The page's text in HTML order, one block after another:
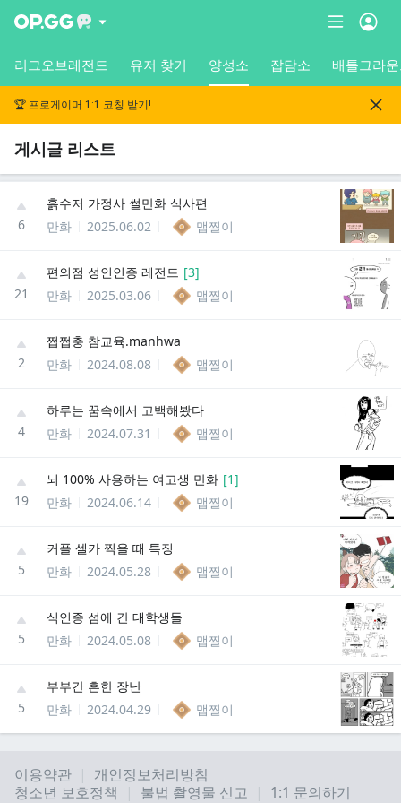
리그오브레전드 유저 찾기 양성소 잡담소 배틀그라
🏆 프로게이머 1:1 코칭 받기!
게시글 리스트
6
흙수저 가정사 썰만화 식사편
만화
2025.06.02 맵찔이
21
편의점 성인인증 레전드 [3]
만화
2025.03.06 맵찔이
2
쩝쩝충 참교육.manhwa
만화
2024.08.08 맵찔이
4
하루는 꿈속에서 고백해봤다
만화
2024.07.31 맵찔이
19
뇌 100% 사용하는 여고생 만화 [1]
만화
2024.06.14 맵찔이
5
커플 셀카 찍을 때 특징
만화
2024.05.28 맵찔이
5
식인종 섬에 간 대학생들
만화
2024.05.08 맵찔이
5
부부간 흔한 장난
만화
2024.04.29 맵찔이
이용약관
개인정보처리방침
청소년 보호정책
불법 촬영물 신고 1:1 문의하기